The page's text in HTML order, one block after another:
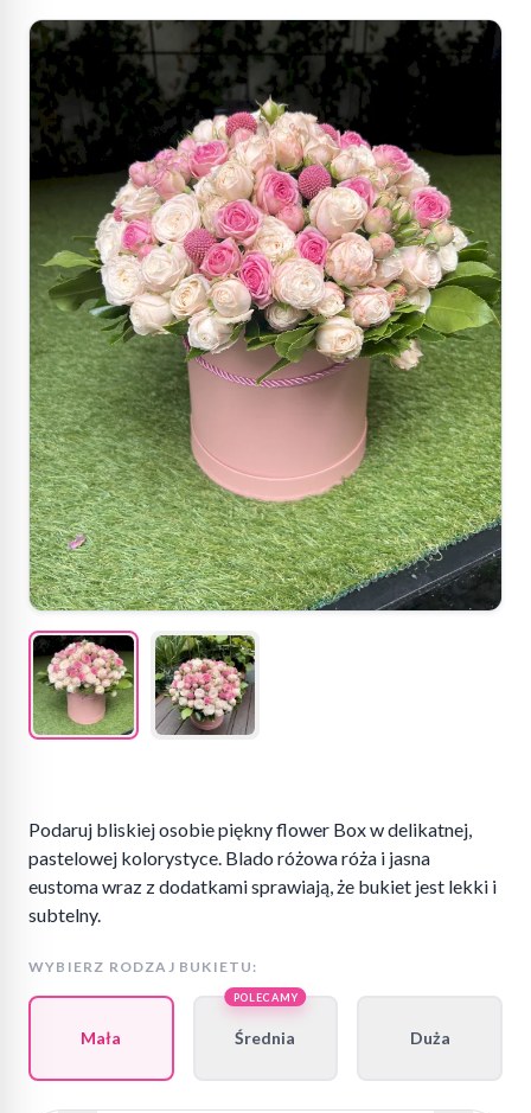
Podaruj bliskiej osobie piękny flower Box w delikatnej,
pastelowej kolorystyce. Blado różowa róża i jasna
eustoma wraz z dodatkami sprawiają, że bukiet jest lekki i
subtelny.
WYBIERZ RODZAJ BUKIETU:
Mała
POLECAMY
Średnia Duża